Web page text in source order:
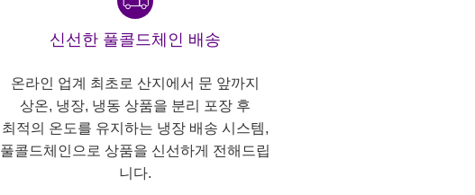
신선한 풀콜드체인 배송
온라인 업계 최초로 산지에서 문 앞까지
상온, 냉장, 냉동 상품을 분리 포장 후
최적의 온도를 유지하는 냉장 배송 시스템,
풀콜드체인으로 상품을 신선하게 전해드립
니다.